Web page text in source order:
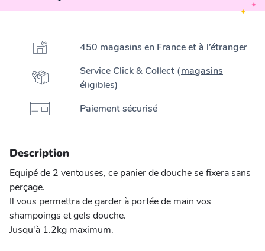
450 magasins en France et à l’étranger
Service Click & Collect (magasins
éligibles)
Paiement sécurisé
Description
Equipé de 2 ventouses, ce panier de douche se fixera sans
perçage.
Il vous permettra de garder à portée de main vos
shampoings et gels douche.
Jusqu'à 1.2kg maximum.